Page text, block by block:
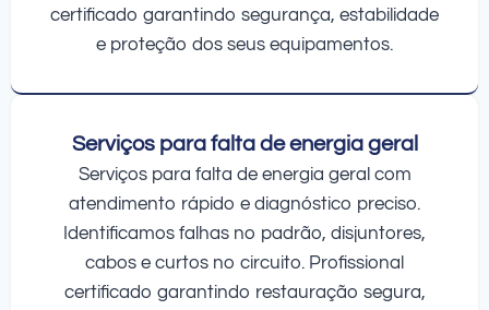
certificado garantindo segurança, estabilidade
e proteção dos seus equipamentos.
Serviços para falta de energia geral
Serviços para falta de energia geral com
atendimento rápido e diagnóstico preciso.
Identificamos falhas no padrão, disjuntores,
cabos e curtos no circuito. Profissional
certificado garantindo restauração segura,